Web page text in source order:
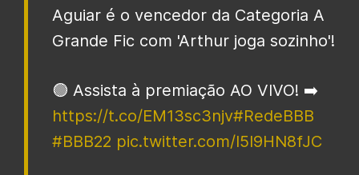
Aguiar é o vencedor da Categoria A
Grande Fic com 'Arthur joga sozinho'!
🟢 Assista à premiação AO VIVO! ➡️
https://t.co/EM13sc3njv#RedeBBB
#BBB22 pic.twitter.com/I5I9HN8fJC